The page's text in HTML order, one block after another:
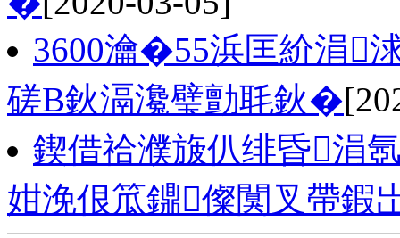
3600瀹�55浜匡紒涓
磋В鈥滆瀺璧勯毦鈥�
鍥借祫濮旇仈绯昏涓
姏浼佷笟鐤儏闃叉帶鍜